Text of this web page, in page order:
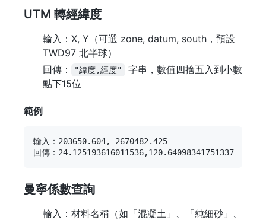
UTM 轉經緯度
輸入：X, Y（可選 zone, datum, south，預設
TWD97 北半球）
回傳：
"緯度,經度"
字串，數值四捨五入到小數
點下15位
範例
輸入：203650.604, 2670482.425
曼寧係數查詢
輸入：材料名稱（如「混凝土」、「純細砂」、